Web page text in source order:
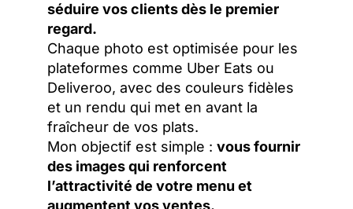
séduire vos clients dès le premier
regard.
Chaque photo est optimisée pour les
plateformes comme Uber Eats ou
Deliveroo, avec des couleurs fidèles
et un rendu qui met en avant la
fraîcheur de vos plats.
Mon objectif est simple : vous fournir
des images qui renforcent
l’attractivité de votre menu et
augmentent vos ventes.